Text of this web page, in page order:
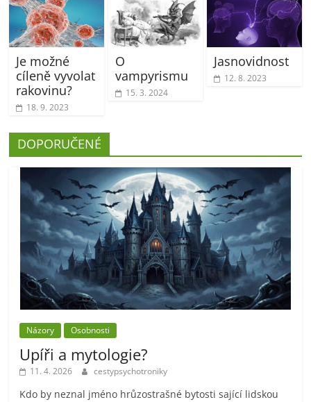
Je možné
cíleně vyvolat
rakovinu?
18. 9. 2023
O
vampyrismu
15. 3. 2024
Jasnovidnost
12. 8. 2023
DOPORUČENÉ
Názory Osobnosti
Upíři a mytologie?
11. 4. 2026 cestypsychotroniky
Kdo by neznal jméno hrůzostrašné bytosti sající lidskou